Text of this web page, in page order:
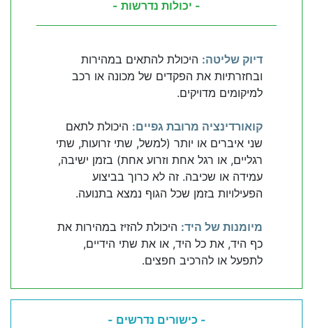
- יכולות נדרשות -
דיוק שליטה: היכולת להתאים במהירות
ובחזרתיות את הפקדים של מכונה או רכב
למיקומים מדויקים.
קואורדינציה מרובת גפיים: היכולת לתאם
שני איברים או יותר (למשל, שתי זרועות, שתי
רגליים, או רגל אחת וזרוע אחת) בזמן ישיבה,
עמידה או שכיבה. זה לא כרוך בביצוע
הפעילויות בזמן שכל הגוף נמצא בתנועה.
מיומנות של היד: היכולת להזיז במהירות את
כף היד, את כל היד, או את שתי הידיים,
לתפעל או להרכיב חפצים.
- כישורים נדרשים -